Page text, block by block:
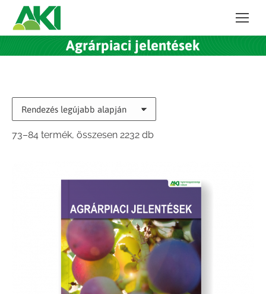
Agrárpiaci jelentések
73–84 termék, összesen 2232 dbSorted